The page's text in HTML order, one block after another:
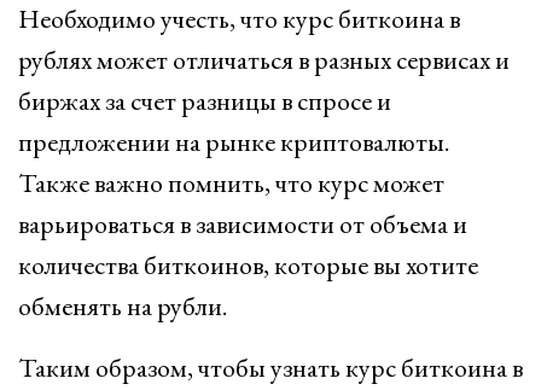
Необходимо учесть, что курс биткоина в
рублях может отличаться в разных сервисах и
биржах за счет разницы в спросе и
предложении на рынке криптовалюты.
Также важно помнить, что курс может
варьироваться в зависимости от объема и
количества биткоинов, которые вы хотите
обменять на рубли.
Таким образом, чтобы узнать курс биткоина в